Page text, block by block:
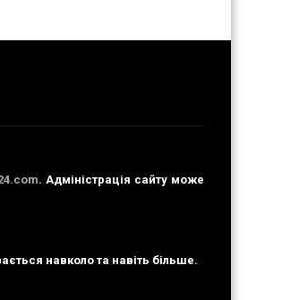
. Адміністрація сайту може
навколо та навіть більше.